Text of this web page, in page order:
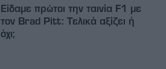
Είδαμε πρώτοι την ταινία F1 με
τον Brad Pitt: Τελικά αξίζει ή
όχι;